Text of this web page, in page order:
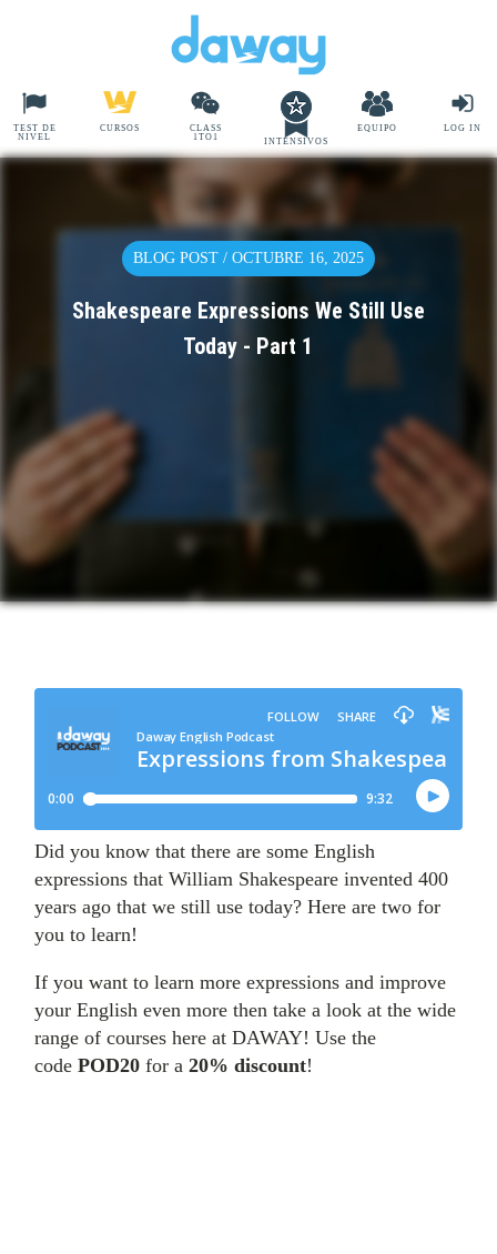
TEST DE
NIVEL
CURSOS
CLASS
1TO1
INTENSIVOS
EQUIPO LOG IN
BLOG POST / OCTUBRE 16, 2025
Shakespeare Expressions We Still Use
Today - Part 1
Did you know that there are some English
expressions that William Shakespeare invented 400
years ago that we still use today? Here are two for
you to learn!
If you want to learn more expressions and improve
your English even more then take a look at the wide
range of courses here at DAWAY! Use the
codePOD20for a20% discount!